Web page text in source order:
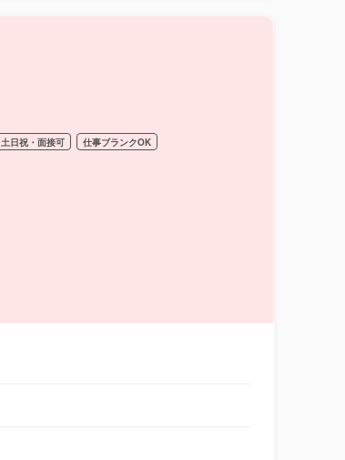
土日祝・面接可 仕事ブランクOK